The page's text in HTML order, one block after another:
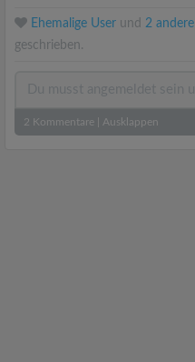
Ehemalige User und 2 andere
geschrieben.
2 Kommentare Ausklappen